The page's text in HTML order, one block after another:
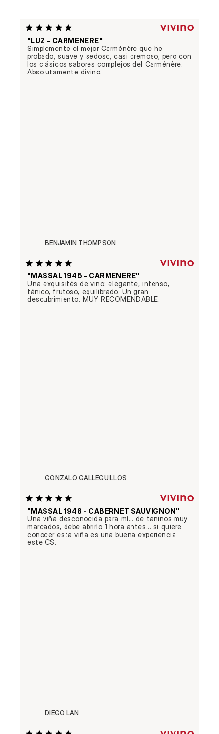
"LUZ - CARMÉNÈRE"
Simplemente el mejor Carménère que he
probado, suave y sedoso, casi cremoso, pero con
los clásicos sabores complejos del Carménère.
Absolutamente divino.
BENJAMIN THOMPSON
"MASSAL 1945 - CARMÉNÈRE"
Una exquisités de vino: elegante, intenso,
tánico, frutoso, equilibrado. Un gran
descubrimiento. MUY RECOMENDABLE.
GONZALO GALLEGUILLOS
"MASSAL 1948 - CABERNET SAUVIGNON"
Una viña desconocida para mí... de taninos muy
marcados, debe abrirlo 1 hora antes... si quiere
conocer esta viña es una buena experiencia
este CS.
DIEGO LAN